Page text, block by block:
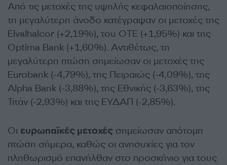
Από τις μετοχές της υψηλής κεφαλαιοποίησης,
τη μεγαλύτερη άνοδο κατέγραψαν οι μετοχές της
Elvalhalcor (+2,19%), του ΟΤΕ (+1,95%) και της
Optima Bank (+1,60%). Αντιθέτως, τη
μεγαλύτερη πτώση σημείωσαν οι μετοχές της
Eurobank (-4,79%), της Πειραιώς (-4,09%), της
Alpha Bank (-3,88%), της Εθνικής (-3,63%), της
Τιτάν (-2,93%) και της ΕΥΔΑΠ (-2,85%).
Οι ευρωπαϊκές μετοχές σημείωσαν απότομη
πτώση σήμερα, καθώς οι ανησυχίες για τον
πληθωρισμό επανήλθαν στο προσκήνιο για τους